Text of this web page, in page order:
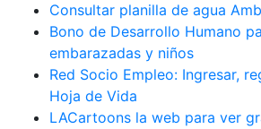
Consultar planilla de agua
Bono de Desarrollo Humano
embarazadas y niños
Red Socio Empleo: Ingresar,
Hoja de Vida
LACartoons la web para ver